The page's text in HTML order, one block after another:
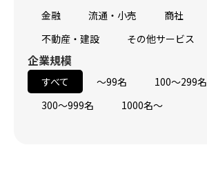
金融
流通・小売 商社
不動産・建設
その他サービス
企業規模
すべて ～99名
100～299名
300～999名
1000名～